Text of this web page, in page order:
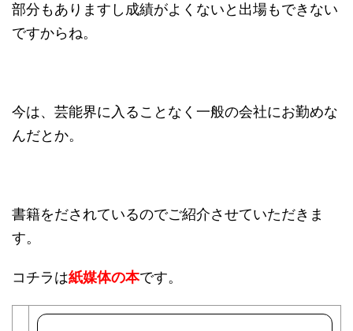
部分もありますし成績がよくないと出場もできない
ですからね。
今は、芸能界に入ることなく一般の会社にお勤めな
んだとか。
書籍をだされているのでご紹介させていただきま
す。
コチラは紙媒体の本です。